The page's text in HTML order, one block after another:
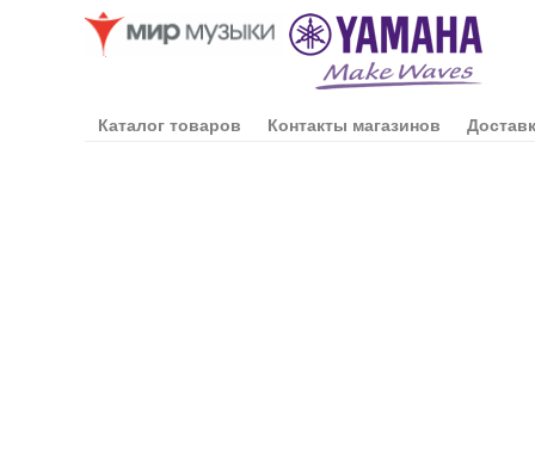
Каталог товаров Контакты магазинов